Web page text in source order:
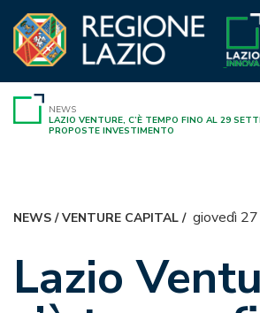
contenuto
NEWS
LAZIO VENTURE, C’È TEMPO FINO AL 29
PROPOSTE INVESTIMENTO
NEWS/VENTURE CAPITAL/ giovedì
Lazio